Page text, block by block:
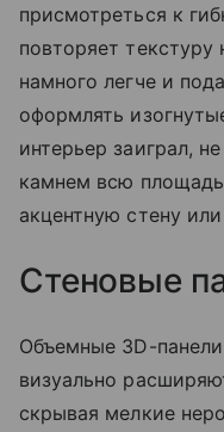
присмотреться к
повторяет текстуру
намного легче и
оформлять
интерьер заиграл,
камнем всю
акцентную стену
Стеновые
Объемные 3D-
визуально
скрывая мелкие